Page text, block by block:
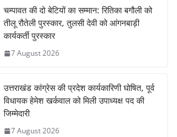
चम्पावत की दो बेटियों का सम्मान: रितिका बगौली को
तीलू रौतेली पुरस्कार, तुलसी देवी को आंगनबाड़ी
कार्यकर्ती पुरस्कार
7 August 2026
उत्तराखंड कांग्रेस की प्रदेश कार्यकारिणी घोषित, पूर्व
विधायक हेमेश खर्कवाल को मिली उपाध्यक्ष पद की
जिम्मेदारी
7 August 2026